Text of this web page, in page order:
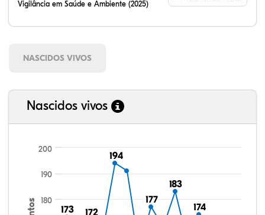
Vigilância em Saúde e Ambiente (2025)
NASCIDOS VIVOS
Nascidos vivos
173
173 172
172
194
194
177
177
183
183
174
174
180
190
200